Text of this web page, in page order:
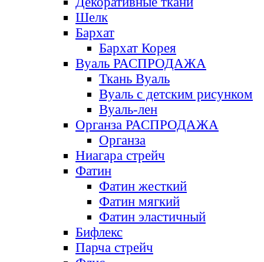
Шелк
Бархат
Бархат Корея
Вуаль РАСПРОДАЖА
Ткань Вуаль
Вуаль с детским рисунком
Вуаль-лен
Органза РАСПРОДАЖА
Органза
Ниагара стрейч
Фатин
Фатин жесткий
Фатин мягкий
Фатин элаcтичный
Бифлекс
Парча стрейч